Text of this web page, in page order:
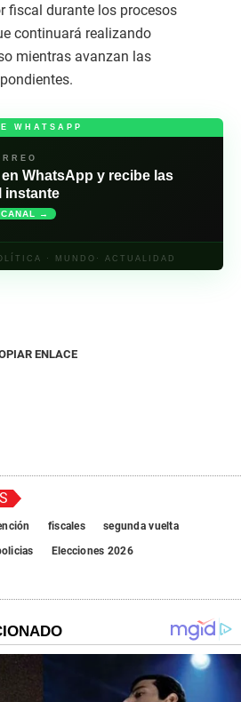
fiscal durante los procesos
continuará realizando
mientras avanzan las
WHATSAPP
WhatsApp y recibe las
instante
→
· MUNDO· ACTUALIDAD
ENLACE
fiscales
segunda vuelta
Elecciones 2026